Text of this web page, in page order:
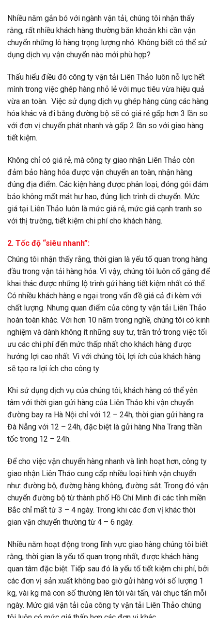
Nhiều năm gắn bó với ngành vận tải, chúng tôi nhận thấy
rằng, rất nhiều khách hàng thường băn khoăn khi cần vận
chuyển những lô hàng trọng lượng nhỏ. Không biết có thể sử
dụng dịch vụ vận chuyển nào mới phù hợp?
Thấu hiểu điều đó công ty vận tải Liên Thảo luôn nỗ lực hết
mình trong việc ghép hàng nhỏ lẻ với mục tiêu vừa hiệu quả
vừa an toàn. Việc sử dụng dịch vụ ghép hàng cùng các hàng
hóa khác và đi bằng đường bộ sẽ có giá rẻ gấp hơn 3 lần so
với đơn vị chuyển phát nhanh và gấp 2 lần so với giao hàng
tiết kiệm.
Không chỉ có giá rẻ, mà công ty giao nhận Liên Thảo còn
đảm bảo hàng hóa được vận chuyển an toàn, nhận hàng
đúng địa điểm. Các kiện hàng được phân loại, đóng gói đảm
bảo không mất mát hư hao, đúng lịch trình di chuyển. Mức
giá tại Liên Thảo luôn là mức giá rẻ, mức giá cạnh tranh so
với thị trường, tiết kiệm chi phí cho khách hàng.
2. Tốc độ “siêu nhanh”:
Chúng tôi nhận thấy rằng, thời gian là yếu tố quan trọng hàng
đầu trong vận tải hàng hóa. Vì vậy, chúng tôi luôn cố gắng để
khai thác được những lộ trình gửi hàng tiết kiệm nhất có thể.
Có nhiều khách hàng e ngại trong vấn đề giá cả đi kèm với
chất lượng. Nhưng quan điểm của công ty vận tải Liên Thảo
hoàn toàn khác. Với hơn 10 năm trong nghề, chúng tôi có kinh
nghiệm và dành không ít những suy tư, trăn trở trong việc tối
ưu các chi phí đến mức thấp nhất cho khách hàng được
hưởng lợi cao nhất. Vì với chúng tôi, lợi ích của khách hàng
sẽ tạo ra lợi ích cho công ty
Khi sử dụng dịch vụ của chúng tôi, khách hàng có thể yên
tâm với thời gian gửi hàng của Liên Thảo khi vận chuyển
đường bay ra Hà Nội chỉ với 12 – 24h, thời gian gửi hàng ra
Đà Nẵng với 12 – 24h, đặc biệt là gửi hàng Nha Trang thần
tốc trong 12 – 24h.
Đểcho việc vận chuyển hàng nhanh và linh hoạt hơn, công ty
giao nhận Liên Thảo cung cấp nhiều loại hình vận chuyển
như: đường bộ, đường hàng không, đường sắt. Trong đó vận
chuyển đường bộ từ thành phố Hồ Chí Minh đi các tỉnh miền
Bắc chỉ mất từ 3 – 4 ngày. Trong khi các đơn vị khác thời
gian vận chuyển thường từ 4 – 6 ngày.
Nhiều năm hoạt động trong lĩnh vực giao hàng chúng tôi biết
rằng, thời gian là yếu tố quan trọng nhất, được khách hàng
quan tâm đặc biệt. Tiếp sau đó là yếu tố tiết kiệm chi phí, bởi
các đơn vị sản xuất không bao giờ gửi hàng với số lượng 1
kg, vài kg mà con số thường lên tới vài tấn, vài chục tấn mỗi
ngày. Mức giá vận tải của công ty vận tải Liên Thảo chúng